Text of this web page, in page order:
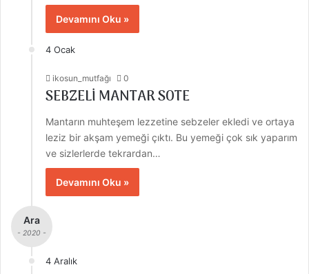
Devamını Oku »
4 Ocak
ikosun_mutfağı 0
SEBZELİ MANTAR SOTE
Mantarın muhteşem lezzetine sebzeler ekledi ve ortaya
leziz bir akşam yemeği çıktı. Bu yemeği çok sık yaparım
ve sizlerlerde tekrardan…
Devamını Oku »
Ara
- 2020 -
4 Aralık